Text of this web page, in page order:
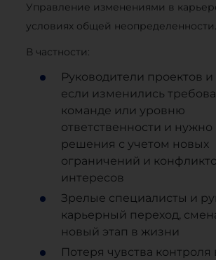
Управление изменениями в
условиях общей неопределенности.
В частности:
Руководители проектов и
если изменились
команде или уровню
ответственности и
решения с учетом новых
ограничений и
интересов
Зрелые специалисты и
карьерный переход,
новый этап в жизни
Потеря чувства контроля